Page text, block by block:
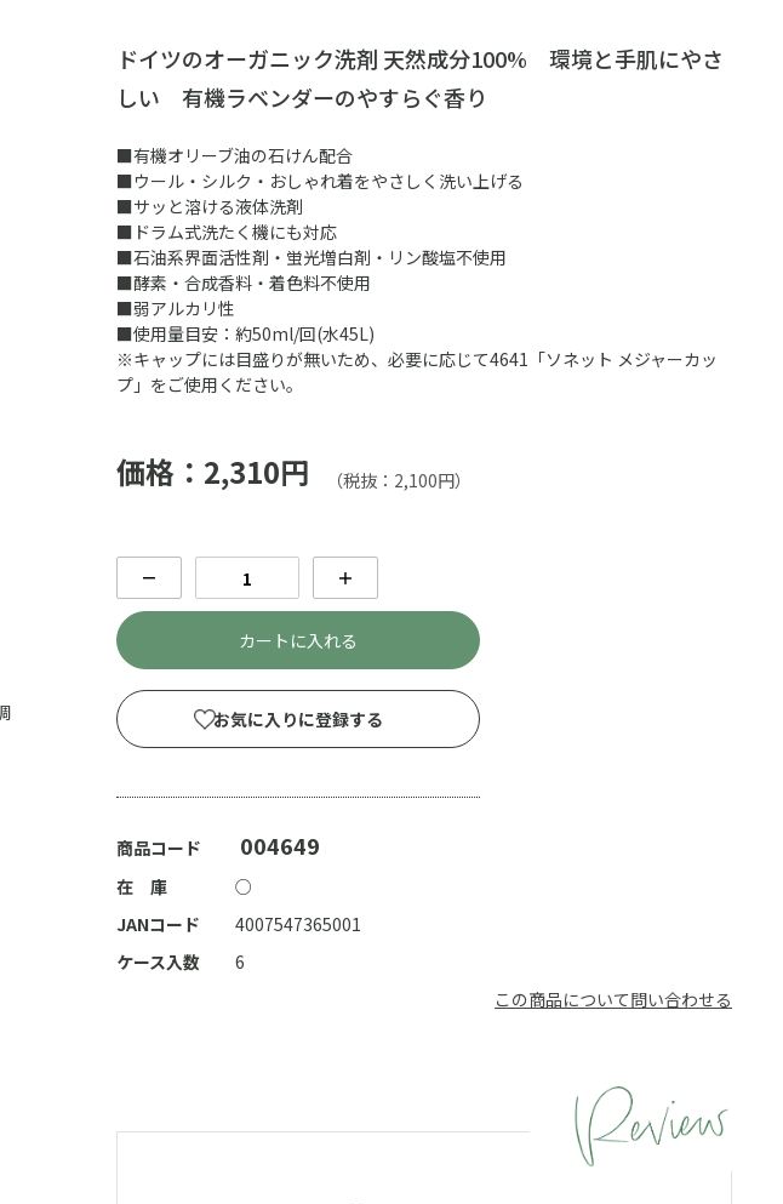
ドイツのオーガニック洗剤 天然成分100% 環境と手肌にやさ
しい 有機ラベンダーのやすらぐ香り
■有機オリーブ油の石けん配合
■ウール・シルク・おしゃれ着をやさしく洗い上げる
■サッと溶ける液体洗剤
■ドラム式洗たく機にも対応
■石油系界面活性剤・蛍光増白剤・リン酸塩不使用
■酵素・合成香料・着色料不使用
■弱アルカリ性
■使用量目安：約50ml/回(水45L)
※キャップには目盛りが無いため、必要に応じて4641「ソネット メジャーカッ
プ」をご使用ください。
価格：2,310円 （税抜：2,100円）
商品コード 004649
在 庫 ○
－ ＋
カートに入れる
お気に入りに登録する
JANコード
4007547365001
ケース入数
6
この商品について問い合わせる